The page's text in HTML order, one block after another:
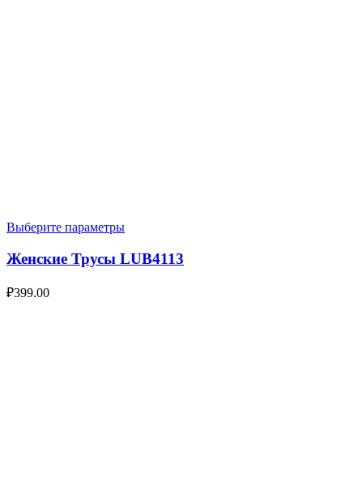
Выберите параметры
Женские Трусы LUB4113
₽399.00